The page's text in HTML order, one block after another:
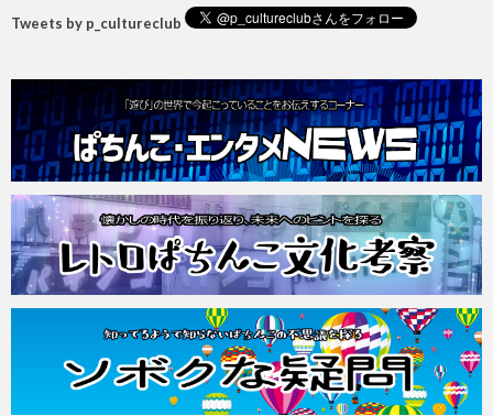
Tweets by p_cultureclub